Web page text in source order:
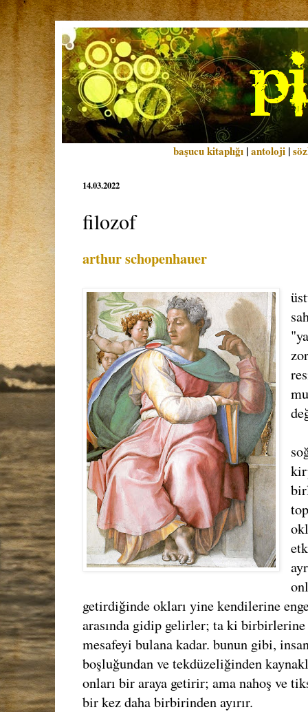
başucu kitaplığı |antoloji |
14.03.2022
filozof
arthur schopenhauer
getirdiğinde okları yine kendilerine
arasında gidip gelirler; ta ki
mesafeyi bulana kadar. bunun gibi,
boşluğundan ve tekdüzeliğinden
onları bir araya getirir; ama nahoş ve
bir kez daha birbirinden ayırır.